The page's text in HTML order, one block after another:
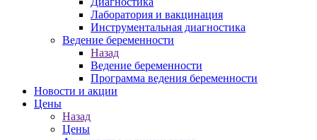
Лаборатория и вакцинация
Инструментальная диагностика
Ведение беременности
Назад
Ведение беременности
Программа ведения беременности
Новости и акции
Цены
Назад
Цены